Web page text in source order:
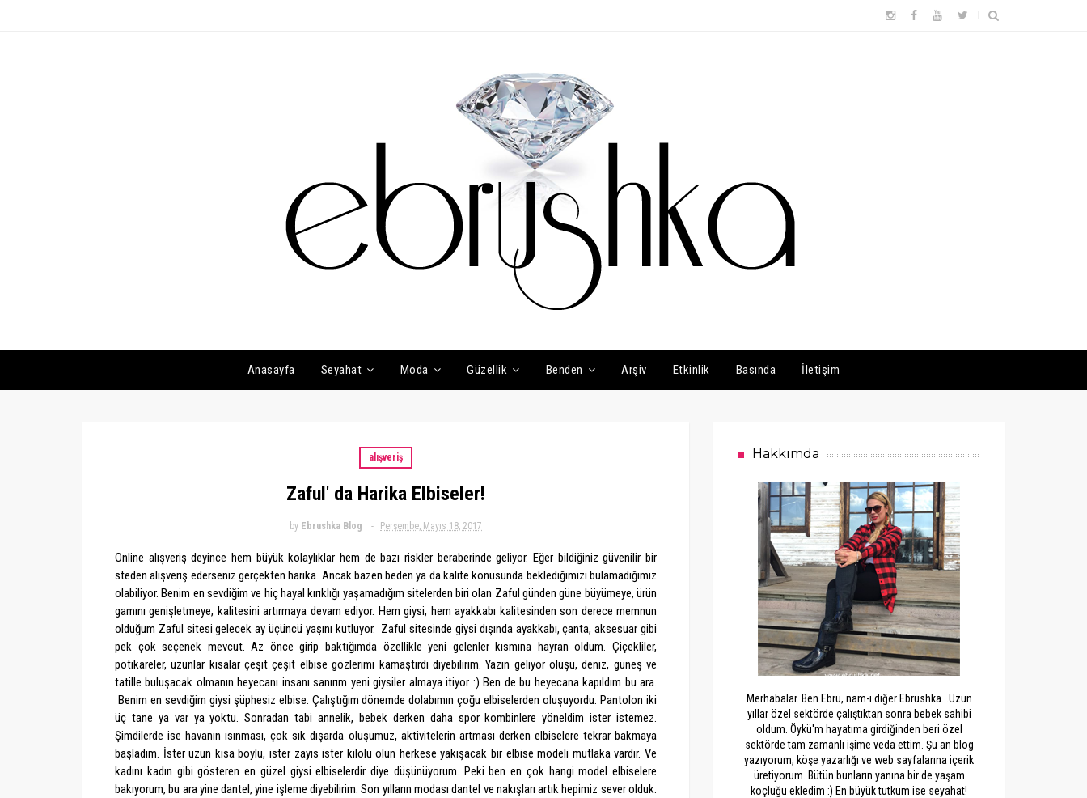
Anasayfa Seyahat Moda Güzellik Benden Arşiv Etkinlik Basında İletişim
alışveriş
Zaful' da Harika Elbiseler!
by Ebrushka Blog Perşembe, Mayıs 18, 2017
Online alışveriş deyince hem büyük kolaylıklar hem de bazı riskler beraberinde geliyor. Eğer bildiğiniz güvenilir bir
steden alışveriş ederseniz gerçekten harika. Ancak bazen beden ya da kalite konusunda beklediğimizi bulamadığımız
olabiliyor. Benim en sevdiğim ve hiç hayal kırıklığı yaşamadığım sitelerden biri olan Zaful günden güne büyümeye, ürün
gamını genişletmeye, kalitesini artırmaya devam ediyor. Hem giysi, hem ayakkabı kalitesinden son derece memnun
olduğum Zaful sitesi gelecek ay üçüncü yaşını kutluyor. Zaful sitesinde giysi dışında ayakkabı, çanta, aksesuar gibi
pek çok seçenek mevcut. Az önce girip baktığımda özellikle yeni gelenler kısmına hayran oldum. Çiçekliler,
pötikareler, uzunlar kısalar çeşit çeşit elbise gözlerimi kamaştırdı diyebilirim. Yazın geliyor oluşu, deniz, güneş ve
tatille buluşacak olmanın heyecanı insanı sanırım yeni giysiler almaya itiyor :) Ben de bu heyecana kapıldım bu ara.
Benim en sevdiğim giysi şüphesiz elbise. Çalıştığım dönemde dolabımın çoğu elbiselerden oluşuyordu. Pantolon iki
üç tane ya var ya yoktu. Sonradan tabi annelik, bebek derken daha spor kombinlere yöneldim ister istemez.
Şimdilerde ise havanın ısınması, çok sık dışarda oluşumuz, aktivitelerin artması derken elbiselere tekrar bakmaya
başladım. İster uzun kısa boylu, ister zayıs ister kilolu olun herkese yakışacak bir elbise modeli mutlaka vardır. Ve
kadını kadın gibi gösteren en güzel giysi elbiselerdir diye düşünüyorum. Peki ben en çok hangi model elbiselere
bakıyorum, bu ara yine dantel, yine işleme diyebilirim. Son yılların modası dantel ve nakışları artık hepimiz sever olduk.
Hakkımda
Merhabalar. Ben Ebru, nam-ı diğer Ebrushka...Uzun
yıllar özel sektörde çalıştıktan sonra bebek sahibi
oldum. Öykü'm hayatıma girdiğinden beri özel
sektörde tam zamanlı işime veda ettim. Şu an blog
yazıyorum, köşe yazarlığı ve web sayfalarına içerik
üretiyorum. Bütün bunların yanına bir de yaşam
koçluğu ekledim :) En büyük tutkum ise seyahat!